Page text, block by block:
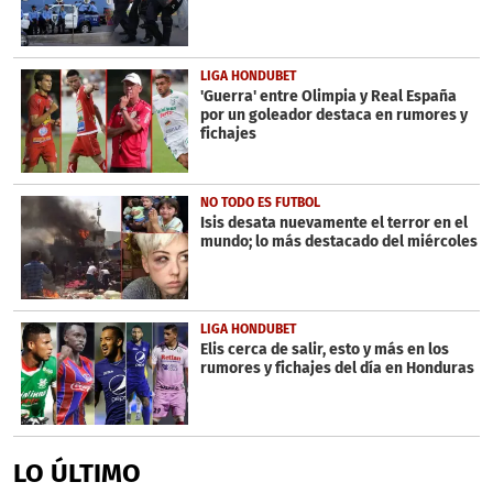
LIGA HONDUBET
'Guerra' entre Olimpia y Real España
por un goleador destaca en rumores y
fichajes
NO TODO ES FUTBOL
Isis desata nuevamente el terror en el
mundo; lo más destacado del miércoles
LIGA HONDUBET
Elis cerca de salir, esto y más en los
rumores y fichajes del día en Honduras
LO ÚLTIMO